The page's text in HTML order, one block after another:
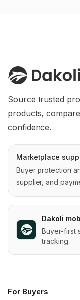
Source trusted
products,
confidence.
Marketplace
Buyer protection
supplier, and
Dakoli
Buyer-first
tracking.
For Buyers